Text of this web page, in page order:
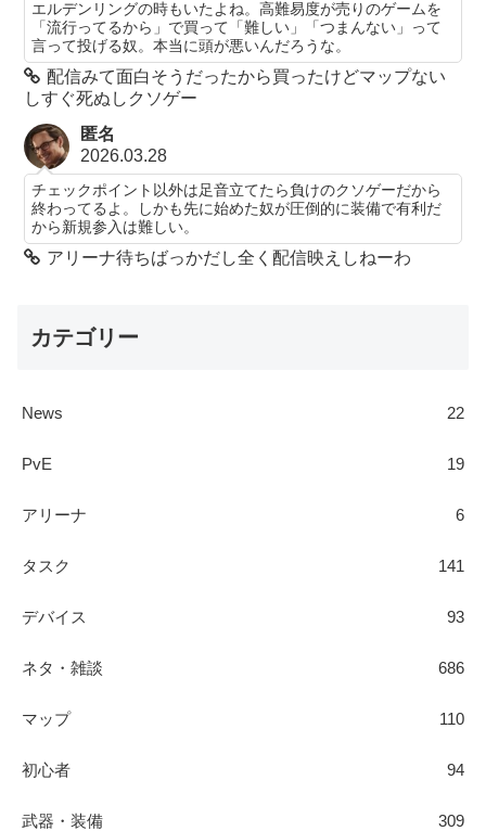
エルデンリングの時もいたよね。高難易度が売りのゲームを
「流行ってるから」で買って「難しい」「つまんない」って
言って投げる奴。本当に頭が悪いんだろうな。
配信みて面白そうだったから買ったけどマップない
しすぐ死ぬしクソゲー
匿名
2026.03.28
チェックポイント以外は足音立てたら負けのクソゲーだから
終わってるよ。しかも先に始めた奴が圧倒的に装備で有利だ
から新規参入は難しい。
アリーナ待ちばっかだし全く配信映えしねーわ
カテゴリー
News 22
PvE 19
アリーナ 6
タスク 141
デバイス 93
ネタ・雑談 686
マップ 110
初心者 94
武器・装備 309